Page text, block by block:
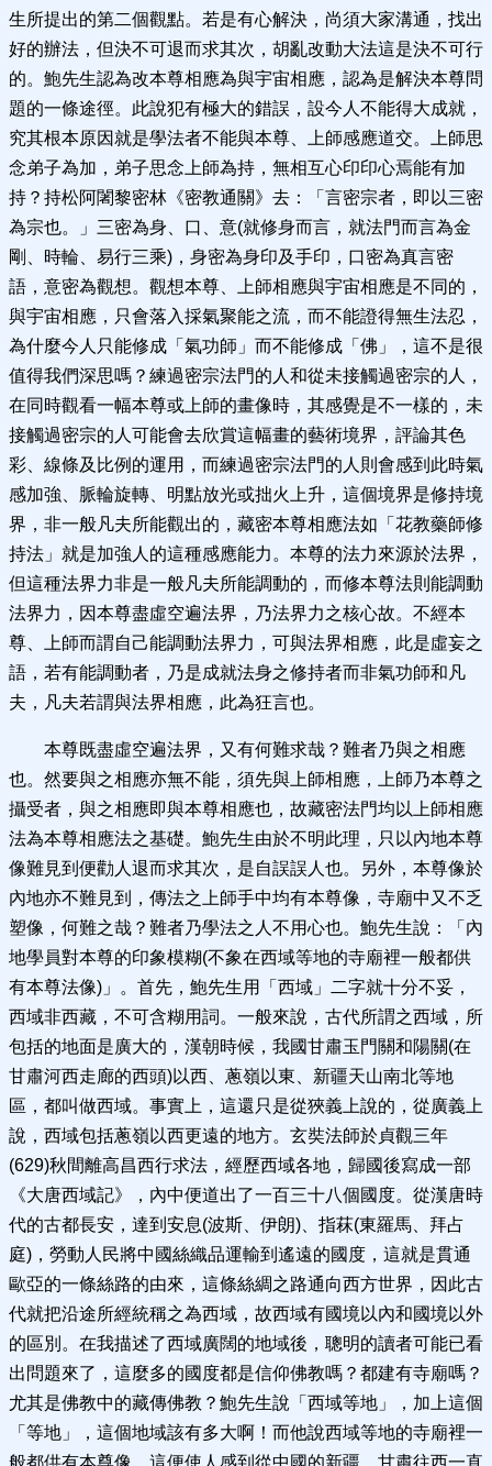
生所提出的第二個觀點。若是有心解決，尚須大家溝通，找出
好的辦法，但決不可退而求其次，胡亂改動大法這是決不可行
的。鮑先生認為改本尊相應為與宇宙相應，認為是解決本尊問
題的一條途徑。此說犯有極大的錯誤，設今人不能得大成就，
究其根本原因就是學法者不能與本尊、上師感應道交。上師思
念弟子為加，弟子思念上師為持，無相互心印印心焉能有加
持？持松阿闍黎密林《密教通關》去：「言密宗者，即以三密
為宗也。」三密為身、口、意(就修身而言，就法門而言為金
剛、時輪、易行三乘)，身密為身印及手印，口密為真言密
語，意密為觀想。觀想本尊、上師相應與宇宙相應是不同的，
與宇宙相應，只會落入採氣聚能之流，而不能證得無生法忍，
為什麼今人只能修成「氣功師」而不能修成「佛」，這不是很
值得我們深思嗎？練過密宗法門的人和從未接觸過密宗的人，
在同時觀看一幅本尊或上師的畫像時，其感覺是不一樣的，未
接觸過密宗的人可能會去欣賞這幅畫的藝術境界，評論其色
彩、線條及比例的運用，而練過密宗法門的人則會感到此時氣
感加強、脈輪旋轉、明點放光或拙火上升，這個境界是修持境
界，非一般凡夫所能觀出的，藏密本尊相應法如「花教藥師修
持法」就是加強人的這種感應能力。本尊的法力來源於法界，
但這種法界力非是一般凡夫所能調動的，而修本尊法則能調動
法界力，因本尊盡虛空遍法界，乃法界力之核心故。不經本
尊、上師而謂自己能調動法界力，可與法界相應，此是虛妄之
語，若有能調動者，乃是成就法身之修持者而非氣功師和凡
夫，凡夫若謂與法界相應，此為狂言也。
本尊既盡虛空遍法界，又有何難求哉？難者乃與之相應
也。然要與之相應亦無不能，須先與上師相應，上師乃本尊之
攝受者，與之相應即與本尊相應也，故藏密法門均以上師相應
法為本尊相應法之基礎。鮑先生由於不明此理，只以內地本尊
像難見到便勸人退而求其次，是自誤誤人也。另外，本尊像於
內地亦不難見到，傳法之上師手中均有本尊像，寺廟中又不乏
塑像，何難之哉？難者乃學法之人不用心也。鮑先生說：「內
地學員對本尊的印象模糊(不象在西域等地的寺廟裡一般都供
有本尊法像)」。首先，鮑先生用「西域」二字就十分不妥，
西域非西藏，不可含糊用詞。一般來說，古代所謂之西域，所
包括的地面是廣大的，漢朝時候，我國甘肅玉門關和陽關(在
甘肅河西走廊的西頭)以西、蔥嶺以東、新疆天山南北等地
區，都叫做西域。事實上，這還只是從狹義上說的，從廣義上
說，西域包括蔥嶺以西更遠的地方。玄奘法師於貞觀三年
(629)秋間離高昌西行求法，經歷西域各地，歸國後寫成一部
《大唐西域記》，內中便道出了一百三十八個國度。從漢唐時
代的古都長安，達到安息(波斯、伊朗)、指菻(東羅馬、拜占
庭)，勞動人民將中國絲織品運輸到遙遠的國度，這就是貫通
歐亞的一條絲路的由來，這條絲綢之路通向西方世界，因此古
代就把沿途所經統稱之為西域，故西域有國境以內和國境以外
的區別。在我描述了西域廣闊的地域後，聰明的讀者可能已看
出問題來了，這麼多的國度都是信仰佛教嗎？都建有寺廟嗎？
尤其是佛教中的藏傳佛教？鮑先生說「西域等地」，加上這個
「等地」，這個地域該有多大啊！而他說西域等地的寺廟裡一
般都供有本尊像，這便使人感到從中國的新疆、甘肅往西一直